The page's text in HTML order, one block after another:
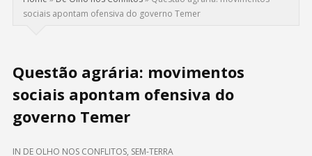
sociais apontam ofensiva do governo Temer
Questão agrária: movimentos
sociais apontam ofensiva do
governo Temer
IN DE OLHO NOS CONFLITOS, SEM-TERRA